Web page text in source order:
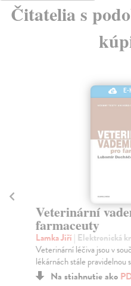
Čitatelia s
Veterinární
farmaceuty
Lamka Jiří | Elektronická
Veterinární léčiva jsou v
lékárnách stále pravidelnou
Na stiahnutie ako